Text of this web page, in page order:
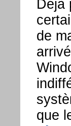
Déjà
de
que